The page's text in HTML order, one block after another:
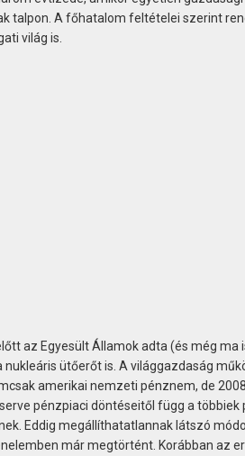
talpon. A főhatalom feltételei szerint
világ is.
az Egyesült Államok adta (és még
nukleáris ütőerőt is. A világgazdaság
amerikai nemzeti pénznem, de
pénzpiaci döntéseitől függ a
Eddig megállíthatatlannak látszó
már megtörtént. Korábban az